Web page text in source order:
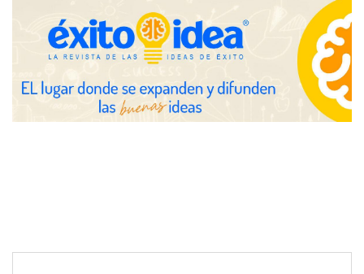
La luz roja, el nuevo aftersun, actúa en la recuperación de la piel
después del sol
Eulalia Roig lanza ‘The Journal’, una revista digital mensual de
entrevistas y fotografía editorial